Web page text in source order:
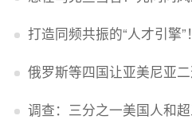
打造同频共振的“人才引擎”！
俄罗斯等四国让亚美尼亚二选
调查：三分之一美国人和超三分之一加拿